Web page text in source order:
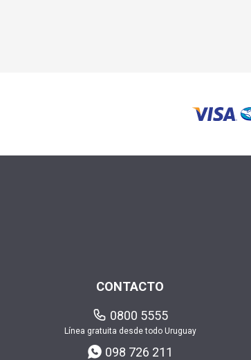
CONTACTO
0800 5555
Línea gratuita desde todo Uruguay
098 726 211